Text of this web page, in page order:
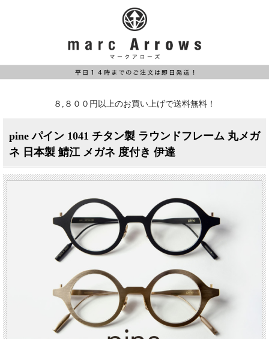
８,８００円以上のお買い上げで送料無料！
pine パイン 1041 チタン製 ラウンドフレーム 丸メガ
ネ 日本製 鯖江 メガネ 度付き 伊達